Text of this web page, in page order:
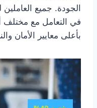
الجودة. جميع العاملين
في التعامل مع مختلف
بأعلى معايير الأمان